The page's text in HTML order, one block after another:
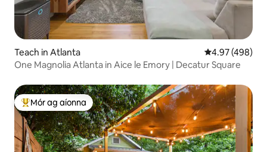
Teach in Atlanta Meánrátáil
4.97 (498)
One Magnolia Atlanta in Aice le Emory | Decatur Square
An-mhór ag aíonna
Mór ag aíonna